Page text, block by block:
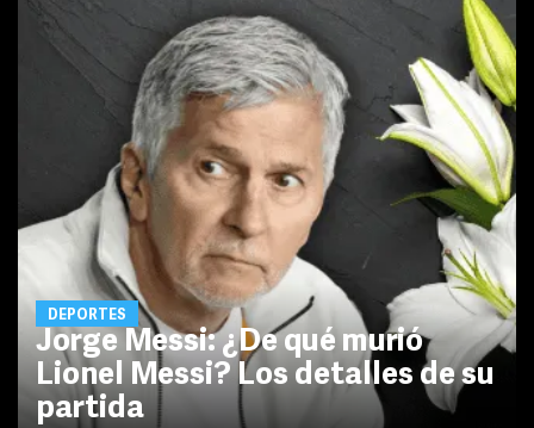
DEPORTES
Jorge Messi: ¿De qué murió
Lionel Messi? Los detalles de su
partida